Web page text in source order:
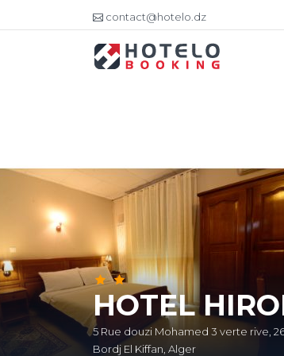
contact@hotelo.dz
HOTEL
5 Rue douzi Mohamed 3 verte rive,
Bordj El Kiffan, Alger